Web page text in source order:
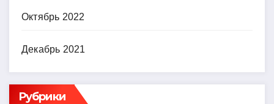
Октябрь 2022
Декабрь 2021
Рубрики